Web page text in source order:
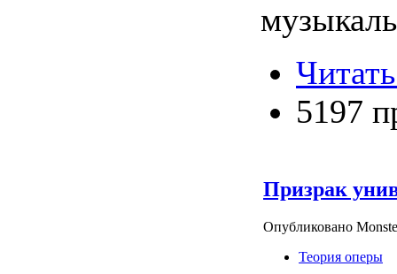
5197
Призрак
Опубликовано
Теория оперы